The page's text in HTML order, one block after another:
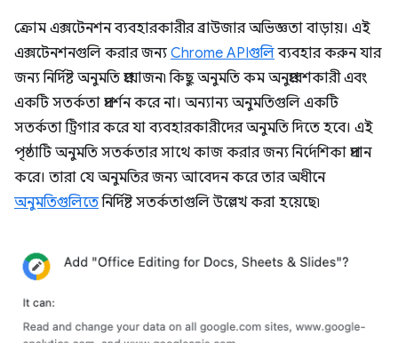
ক্রোম এক্সটেনশন ব্যবহারকারীর ব্রাউজার অভিজ্ঞতা বাড়ায়। এই
এক্সটেনশনগুলি করার জন্য Chrome APIগুলিব্যবহার করুন যার
জন্য নির্দিষ্ট অনুমতি প্রয়োজন৷ কিছু অনুমতি কম অনুপ্রবেশকারী এবং
একটি সতর্কতা প্রদর্শন করে না। অন্যান্য অনুমতিগুলি একটি
সতর্কতা ট্রিগার করে যা ব্যবহারকারীদের অনুমতি দিতে হবে। এই
পৃষ্ঠাটি অনুমতি সতর্কতার সাথে কাজ করার জন্য নির্দেশিকা প্রদান
করে। তারা যে অনুমতির জন্য আবেদন করে তার অধীনে
অনুমতিগুলিতেনির্দিষ্ট সতর্কতাগুলি উল্লেখ করা হয়েছে৷